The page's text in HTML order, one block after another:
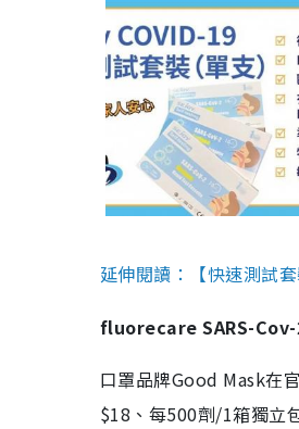
延伸閱讀：【快速測試
fluorecare SARS-Cov-
口罩品牌Good Mask在
$18、每500劑/1箱獨立